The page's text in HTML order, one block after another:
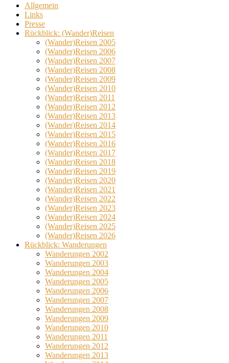
Allgemein
Links
Presse
Rückblick: (Wander)Reisen
(Wander)Reisen 2005
(Wander)Reisen 2006
(Wander)Reisen 2007
(Wander)Reisen 2008
(Wander)Reisen 2009
(Wander)Reisen 2010
(Wander)Reisen 2011
(Wander)Reisen 2012
(Wander)Reisen 2013
(Wander)Reisen 2014
(Wander)Reisen 2015
(Wander)Reisen 2016
(Wander)Reisen 2017
(Wander)Reisen 2018
(Wander)Reisen 2019
(Wander)Reisen 2020
(Wander)Reisen 2021
(Wander)Reisen 2022
(Wander)Reisen 2023
(Wander)Reisen 2024
(Wander)Reisen 2025
(Wander)Reisen 2026
Rückblick: Wanderungen
Wanderungen 2002
Wanderungen 2003
Wanderungen 2004
Wanderungen 2005
Wanderungen 2006
Wanderungen 2007
Wanderungen 2008
Wanderungen 2009
Wanderungen 2010
Wanderungen 2011
Wanderungen 2012
Wanderungen 2013